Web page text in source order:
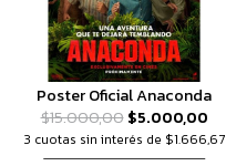
Poster Oficial Anaconda
$15.000,00$5.000,00
3 cuotas sin interés de $1.666,67